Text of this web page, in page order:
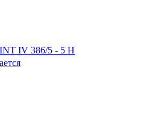
IV 386/5 - 5 H